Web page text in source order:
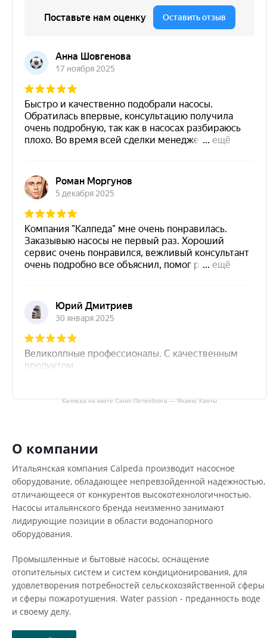
Калпеда на карте Санкт‑Петербурга — Яндекс Карты
О компании
Итальянская компания Calpeda производит насосное
оборудование, обладающее непревзойденной надежностью,
отличающееся от конкурентов высокотехнологичностью.
Насосы итальянского бренда неизменно занимают
лидирующие позиции в области водонапорного
оборудования.
Промышленные и бытовые насосы, оснащение
отопительных систем и систем кондиционирования, для
удовлетворения потребностей сельскохозяйственной сферы
и сферы пожаротушения. Water passion - преданность воде
и своему делу.